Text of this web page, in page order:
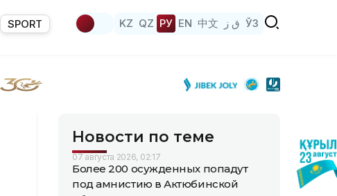
SPORT KZ QZ РУ EN 中文 ق ز ЎЗ
Новости по теме
07 августа 2026, 02:17
Более 200 осужденных попадут
под амнистию в Актюбинской